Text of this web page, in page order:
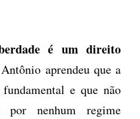
é um direito
Antônio aprendeu que a
e que não
por nenhum regime